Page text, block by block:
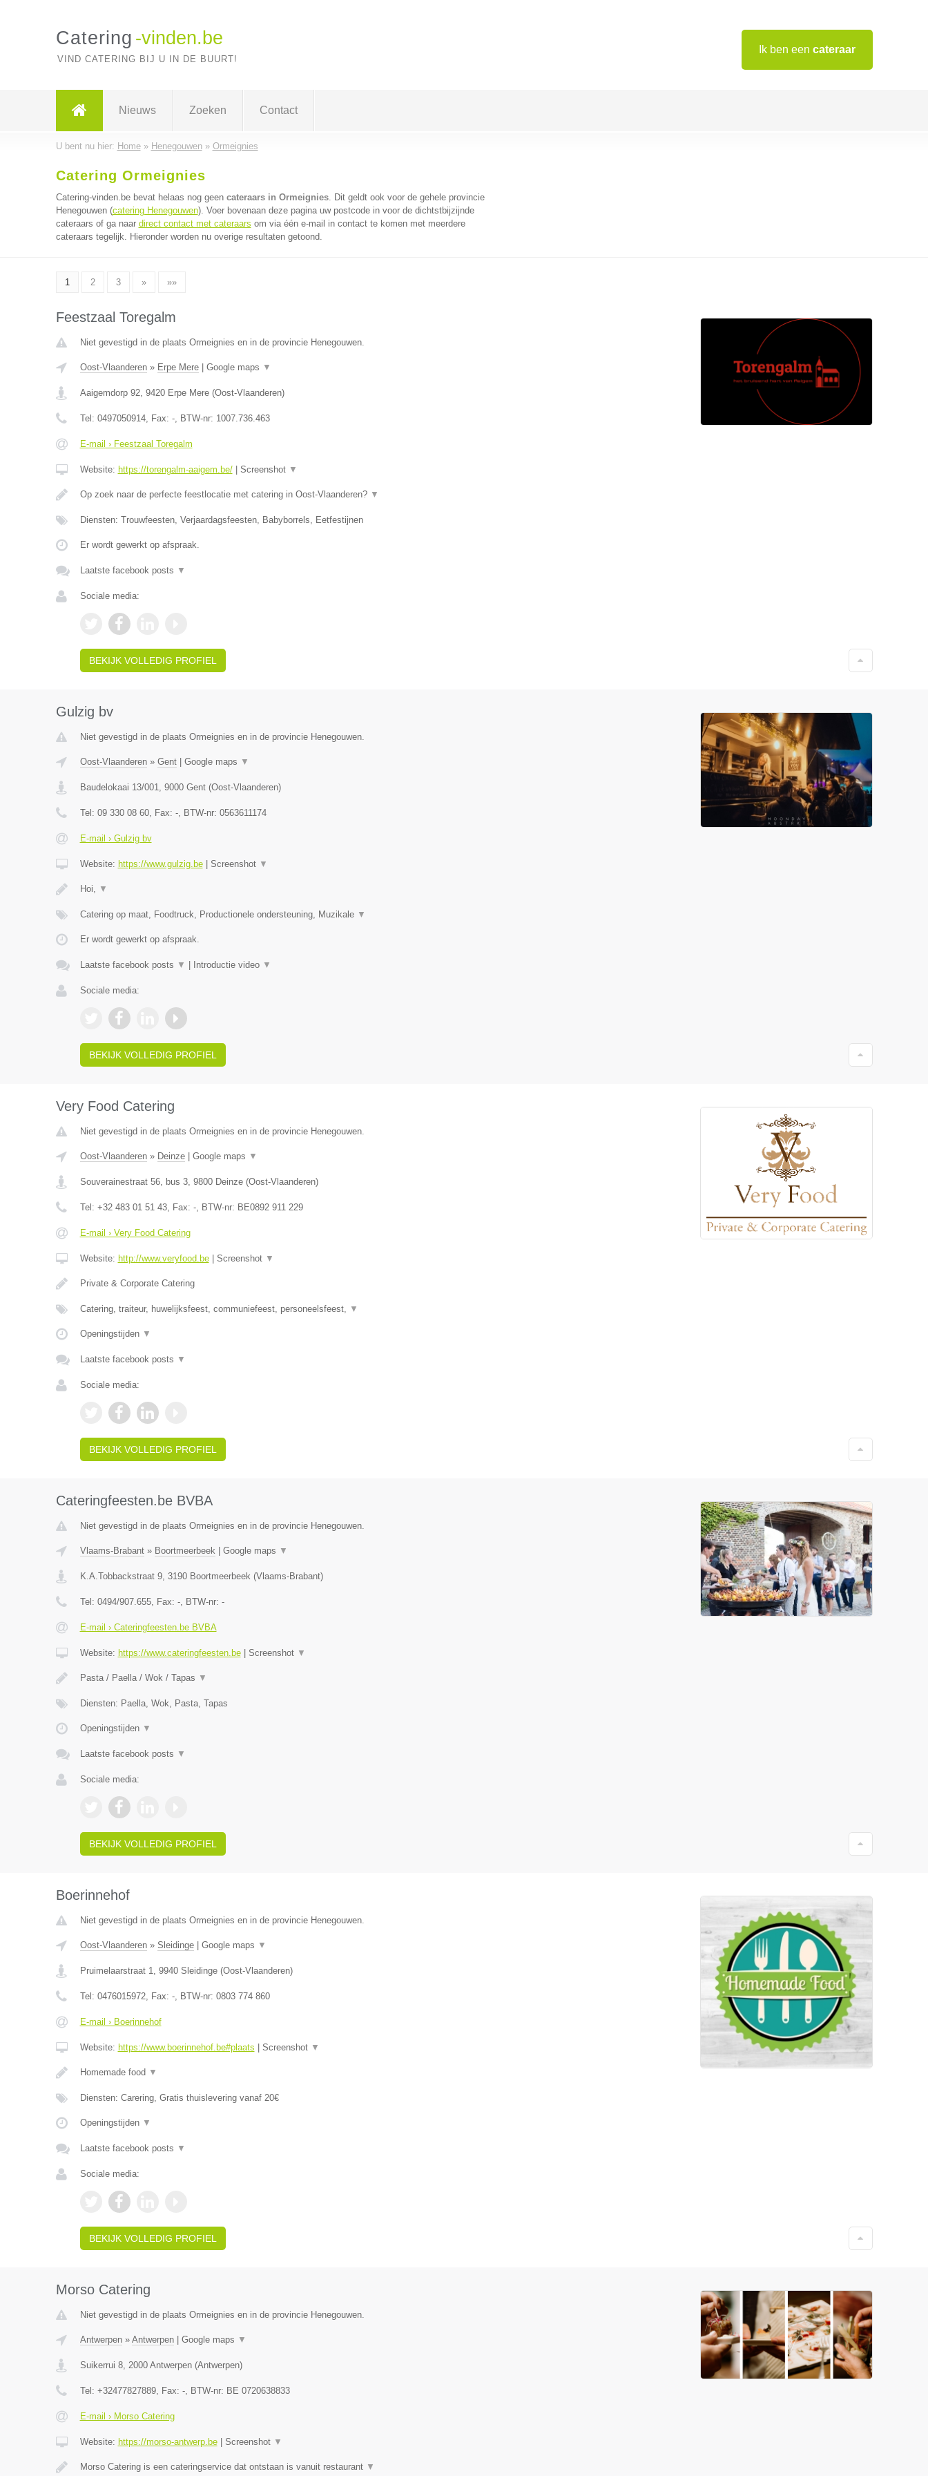
Ik ben een cateraar
Catering -vinden.be
VIND CATERING BIJ U IN DE BUURT!
Nieuws Zoeken Contact
U bent nu hier: Home» Henegouwen» Ormeignies
Catering Ormeignies
Catering-vinden.be bevat helaas nog geen cateraars in Ormeignies. Dit geldt ook voor de gehele provincie
Henegouwen (catering Henegouwen). Voer bovenaan deze pagina uw postcode in voor de dichtstbijzijnde
cateraars of ga naar direct contact met cateraars om via één e-mail in contact te komen met meerdere
cateraars tegelijk. Hieronder worden nu overige resultaten getoond.
1 2 3 » »»
Feestzaal Toregalm
Niet gevestigd in de plaats Ormeignies en in de provincie Henegouwen.
Oost-Vlaanderen» Erpe Mere| Google maps ▼
Aaigemdorp 92, 9420 Erpe Mere(Oost-Vlaanderen)
Tel: 0497050914, Fax: -, BTW-nr: 1007.736.463
E-mail › Feestzaal Toregalm
Website: https://torengalm-aaigem.be/| Screenshot ▼
Op zoek naar de perfecte feestlocatie met catering in Oost-Vlaanderen? ▼
Diensten: Trouwfeesten, Verjaardagsfeesten, Babyborrels, Eetfestijnen
Er wordt gewerkt op afspraak.
Laatste facebook posts ▼
Sociale media:
BEKIJK VOLLEDIG PROFIEL
Gulzig bv
Niet gevestigd in de plaats Ormeignies en in de provincie Henegouwen.
Oost-Vlaanderen» Gent| Google maps ▼
Baudelokaai 13/001, 9000 Gent(Oost-Vlaanderen)
Tel: 09 330 08 60, Fax: -, BTW-nr: 0563611174
E-mail › Gulzig bv
Website: https://www.gulzig.be| Screenshot ▼
Hoi, ▼
Catering op maat, Foodtruck, Productionele ondersteuning, Muzikale ▼
Er wordt gewerkt op afspraak.
Laatste facebook posts ▼ Introductie video ▼
Sociale media:
BEKIJK VOLLEDIG PROFIEL
Very Food Catering
Niet gevestigd in de plaats Ormeignies en in de provincie Henegouwen.
Oost-Vlaanderen» Deinze| Google maps ▼
Souverainestraat 56, bus 3, 9800 Deinze(Oost-Vlaanderen)
Tel: +32 483 01 51 43, Fax: -, BTW-nr: BE0892 911 229
E-mail › Very Food Catering
Website: http://www.veryfood.be| Screenshot ▼
Private & Corporate Catering
Catering, traiteur, huwelijksfeest, communiefeest, personeelsfeest, ▼
Openingstijden ▼
Laatste facebook posts ▼
Sociale media:
BEKIJK VOLLEDIG PROFIEL
Cateringfeesten.be BVBA
Niet gevestigd in de plaats Ormeignies en in de provincie Henegouwen.
Vlaams-Brabant» Boortmeerbeek| Google maps ▼
K.A.Tobbackstraat 9, 3190 Boortmeerbeek(Vlaams-Brabant)
Tel: 0494/907.655, Fax: -, BTW-nr: -
E-mail › Cateringfeesten.be BVBA
Website: https://www.cateringfeesten.be| Screenshot ▼
Pasta / Paella / Wok / Tapas ▼
Diensten: Paella, Wok, Pasta, Tapas
Openingstijden ▼
Laatste facebook posts ▼
Sociale media:
BEKIJK VOLLEDIG PROFIEL
Boerinnehof
Niet gevestigd in de plaats Ormeignies en in de provincie Henegouwen.
Oost-Vlaanderen» Sleidinge| Google maps ▼
Pruimelaarstraat 1, 9940 Sleidinge(Oost-Vlaanderen)
Tel: 0476015972, Fax: -, BTW-nr: 0803 774 860
E-mail › Boerinnehof
Website: https://www.boerinnehof.be#plaats Screenshot ▼
Homemade food ▼
Diensten: Carering, Gratis thuislevering vanaf 20€
Openingstijden ▼
Laatste facebook posts ▼
Sociale media:
BEKIJK VOLLEDIG PROFIEL
Morso Catering
Niet gevestigd in de plaats Ormeignies en in de provincie Henegouwen.
Antwerpen» Antwerpen| Google maps ▼
Suikerrui 8, 2000 Antwerpen(Antwerpen)
Tel: +32477827889, Fax: -, BTW-nr: BE 0720638833
E-mail › Morso Catering
Website: https://morso-antwerp.be| Screenshot ▼
Morso Catering is een cateringservice dat ontstaan is vanuit restaurant ▼